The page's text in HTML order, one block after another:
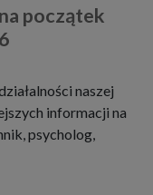
początek
naszej
informacji na
psycholog,